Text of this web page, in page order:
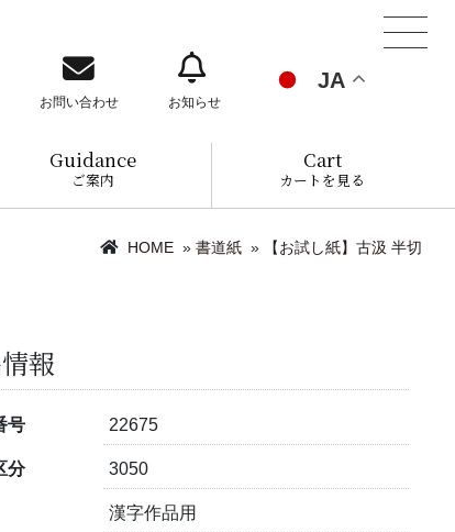
お問い合わせ お知らせ
JA
Guidance
ご案内
Cart
カートを見る
HOME » 書道紙 » 【お試し紙】古汲 半切
報
号 22675
分 3050
漢字作品用